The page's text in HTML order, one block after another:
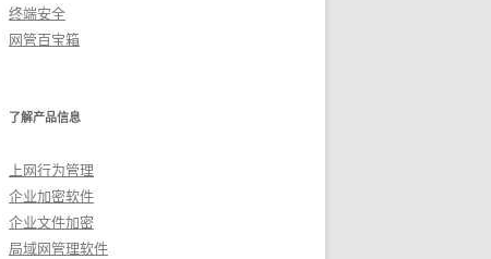
终端安全
网管百宝箱
了解产品信息
上网行为管理
企业加密软件
企业文件加密
局域网管理软件